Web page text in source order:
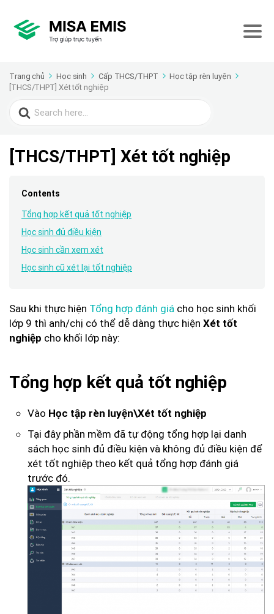
Trang chủ Học sinh Cấp THCS/THPT
Học tập rèn luyện
[THCS/THPT] Xét tốt nghiệp
Search
for:
[THCS/THPT] Xét tốt nghiệp
Contents
Tổng hợp kết quả tốt nghiệp
Học sinh đủ điều kiện
Học sinh cần xem xét
Học sinh cũ xét lại tốt nghiệp
Sau khi thực hiện Tổng hợp đánh giá cho học sinh khối
lớp 9 thì anh/chị có thể dễ dàng thực hiện Xét tốt
nghiệp cho khối lớp này:
Tổng hợp kết quả tốt nghiệp
Vào Học tập rèn luyện\Xét tốt nghiệp
Tại đây phần mềm đã tự động tổng hợp lại danh
sách học sinh đủ điều kiện và không đủ điều kiện để
xét tốt nghiệp theo kết quả tổng hợp đánh giá
trước đó.